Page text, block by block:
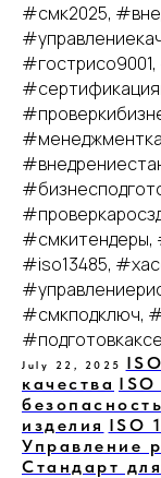
#смк2025,
#гострисо9001,
#смкитендеры,
#iso13485,
#смкподключ,
July 22, 2025
качества
безопасность
изделия ISO
Управление
Стандарт